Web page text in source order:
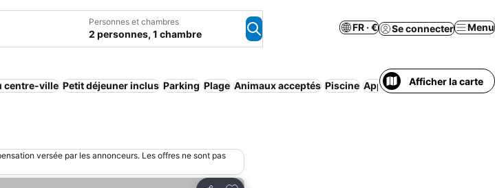
Personnes et chambres
2 personnes, 1 chambre
FR · € Se connecter Menu
centre-ville Petit déjeuner inclus Parking Plage Animaux acceptés Piscine Appart’hôtelAfficher la carte
versée par les annonceurs. Les offres ne sont pas